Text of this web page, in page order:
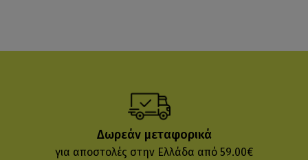
Δωρεάν μεταφορικά
για αποστολές στην Ελλάδα από 59.00€